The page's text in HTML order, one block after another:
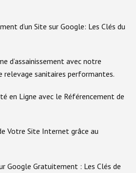
d’un Site sur Google: Les Clés du
d’assainissement avec notre
relevage sanitaires performantes.
en Ligne avec le Référencement de
Votre Site Internet grâce au
Google Gratuitement : Les Clés de